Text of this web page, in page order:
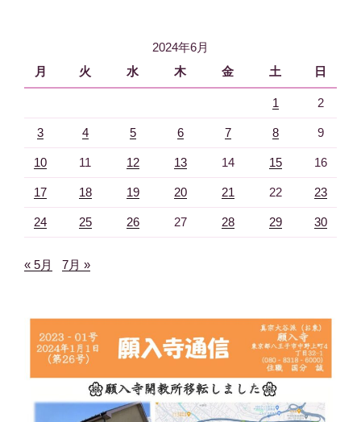
2024年6月
月
火 水 木 金 土 日
1 2
3 4 5 6 7 8 9
10 11 12 13 14 15 16
17 18 19 20 21 22 23
24 25 26 27 28 29 30
« 5月 7月 »